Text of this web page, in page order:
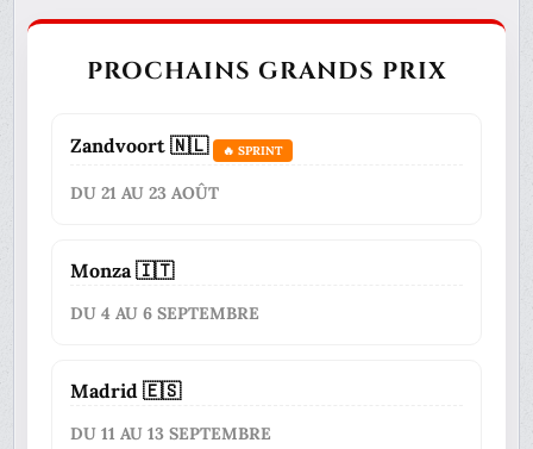
PROCHAINS GRANDS PRIX
Zandvoort 🇳🇱 🔥 SPRINT
DU 21 AU 23 AOÛT
Monza 🇮🇹
DU 4 AU 6 SEPTEMBRE
Madrid 🇪🇸
DU 11 AU 13 SEPTEMBRE